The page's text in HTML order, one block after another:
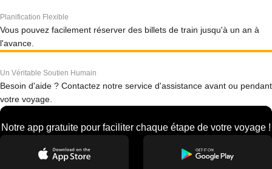
Planification Flexible
Vous pouvez facilement réserver des billets de train jusqu'à un an à
l'avance.
Un Véritable Soutien Humain
Besoin d'aide ? Contactez notre service d'assistance avant ou pendant
votre voyage.
Notre app gratuite pour faciliter chaque étape de votre voyage !